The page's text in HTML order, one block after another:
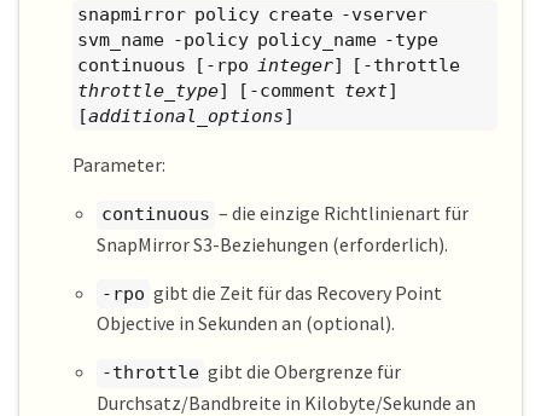
snapmirror policy create -vserver
svm_name -policy policy_name -type
continuous [-rpo integer] [-throttle
throttle_type] [-comment text]
[additional_options]
Parameter:
continuous – die einzige Richtlinienart für
SnapMirror S3-Beziehungen (erforderlich).
-rpo gibt die Zeit für das Recovery Point
Objective in Sekunden an (optional).
-throttle gibt die Obergrenze für
Durchsatz/Bandbreite in Kilobyte/Sekunde an